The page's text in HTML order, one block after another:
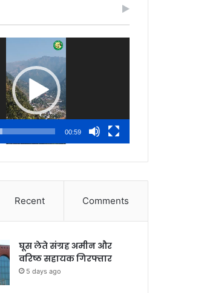
00:59
Recent Comments
घूस लेते संग्रह अमीन और
वरिष्ठ सहायक गिरफ्तार
5 days ago